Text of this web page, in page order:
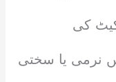
کی
نرمی یا سختی